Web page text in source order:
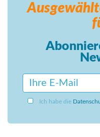
Ich habe die